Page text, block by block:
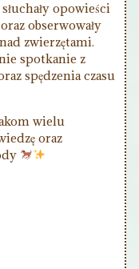
opowieści
obserwowały
zwierzętami.
spotkanie z
spędzenia czasu
wielu
oraz